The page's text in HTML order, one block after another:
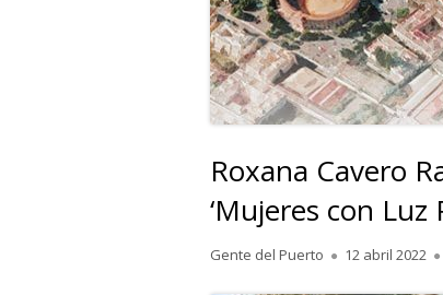
Roxana Cavero
‘Mujeres con Luz
Autor
Gente del Puerto
Publicado
12 abril 2022